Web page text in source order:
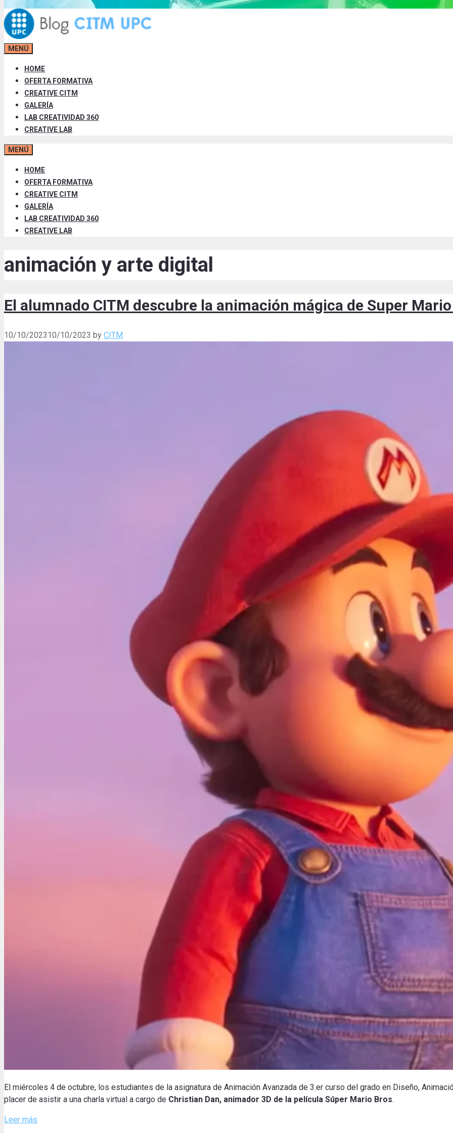
MENÚ
HOME
OFERTA FORMATIVA
CREATIVE CITM
GALERÍA
LAB CREATIVIDAD 360
CREATIVE LAB
MENÚ
HOME
OFERTA FORMATIVA
CREATIVE CITM
GALERÍA
LAB CREATIVIDAD 360
CREATIVE LAB
animación y arte digital
El alumnado CITM descubre la animación mágica de Super
10/10/202310/10/2023 by CITM
El miércoles 4 de octubre, los estudiantes de la asignatura de Animación Avanzada de 3.er curso del grado en Diseño,
placer de asistir a una charla virtual a cargo de Christian Dan, animador 3D de la película Súper Mario Bros.
Leer más